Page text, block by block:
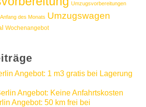
Umzugsvorbereitungen
des Monats Umzugswagen
Wochenangebot
Angebot: 1 m3 gratis bei Lagerung
Angebot: Keine Anfahrtskosten
Angebot: 50 km frei bei